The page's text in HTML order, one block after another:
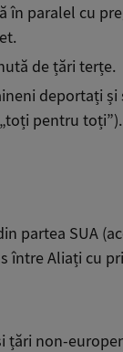
în paralel cu
de țări terțe.
deportați
pentru toți”).
partea SUA
între Aliați cu
țări non-